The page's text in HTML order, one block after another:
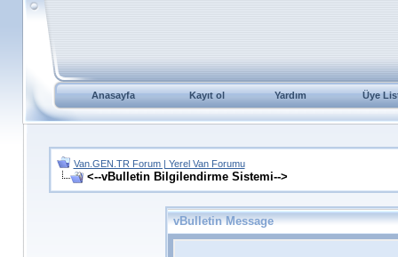
Anasayfa Kayıt ol Yardım Üye
Van.GEN.TR Forum | Yerel Van Forumu
<--vBulletin Bilgilendirme Sistemi-->
vBulletin Message